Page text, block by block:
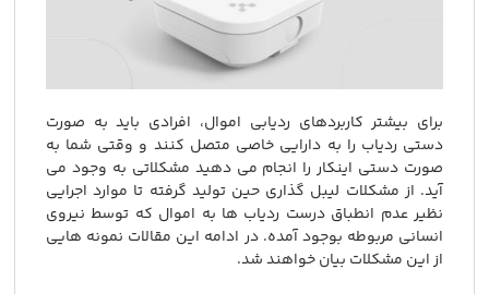
برای بیشتر کاربردهای ردیابی اموال، افرادی باید به صورت
دستی ردیاب را به دارایی خاصی متصل کنند و وقتی شما به
صورت دستی اینکار را انجام می دهید مشکلاتی به وجود می
آید. از مشکلات لیبل گذاری حین تولید گرفته تا موارد اجرایی
نظیر عدم انطباق درست ردیاب ها به اموال که توسط نیروی
انسانی مربوطه بوجود آمده. در ادامه این مقالات نمونه هایی
از این مشکلات بیان خواهند شد.